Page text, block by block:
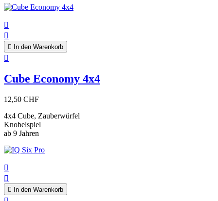


 In den Warenkorb

Cube Economy 4x4
12,50 CHF
4x4 Cube, Zauberwürfel
Knobelspiel
ab 9 Jahren


 In den Warenkorb